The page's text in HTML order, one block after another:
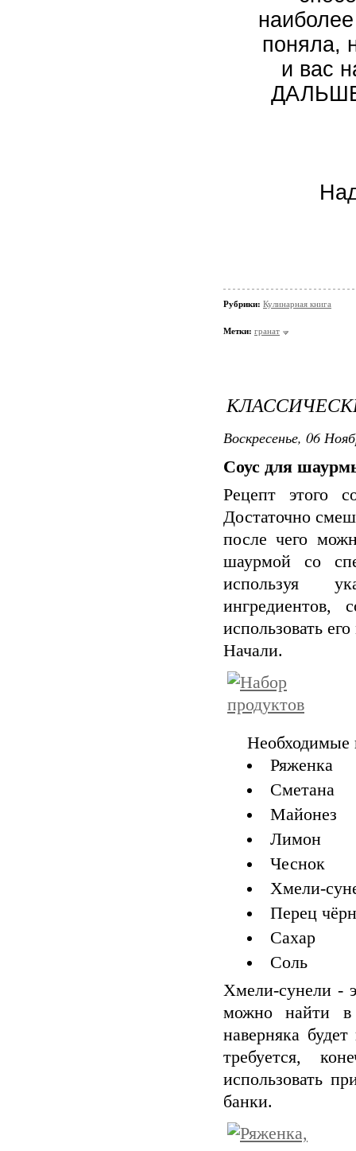
поняла,
и вас
Рубрики: Кулинарная книга
Метки: гранат
Воскресенье, 06
Соус для
Рецепт этого
Достаточно
после чего
шаурмой со
используя
ингредиентов,
использовать
Начали.
Необходимые
Ряженка
Сметана
Майонез
Лимон
Чеснок
Хмели-
Перец
Сахар
Соль
Хмели-сунели -
можно найти в
наверняка
требуется,
использовать
банки.